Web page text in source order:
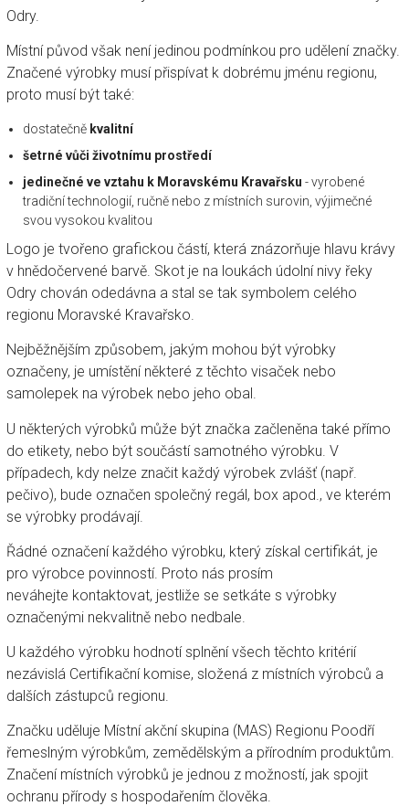
Odry.
Místní původ však není jedinou podmínkou pro udělení značky.
Značené výrobky musí přispívat k dobrému jménu regionu,
proto musí být také:
dostatečně kvalitní
šetrné vůči životnímu prostředí
jedinečné ve vztahu k Moravskému Kravařsku - vyrobené
tradiční technologií, ručně nebo z místních surovin, výjimečné
svou vysokou kvalitou
Logo je tvořeno grafickou částí, která znázorňuje hlavu krávy
v hnědočervené barvě. Skot je na loukách údolní nivy řeky
Odry chován odedávna a stal se tak symbolem celého
regionu Moravské Kravařsko.
Nejběžnějším způsobem, jakým mohou být výrobky
označeny, je umístění některé z těchto visaček nebo
samolepek na výrobek nebo jeho obal.
U některých výrobků může být značka začleněna také přímo
do etikety, nebo být součástí samotného výrobku. V
případech, kdy nelze značit každý výrobek zvlášť (např.
pečivo), bude označen společný regál, box apod., ve kterém
se výrobky prodávají.
Řádné označení každého výrobku, který získal certifikát, je
pro výrobce povinností. Proto nás prosím
neváhejte kontaktovat, jestliže se setkáte s výrobky
označenými nekvalitně nebo nedbale.
U každého výrobku hodnotí splnění všech těchto kritérií
nezávislá Certifikační komise, složená z místních výrobců a
dalších zástupců regionu.
Značku uděluje Místní akční skupina (MAS) Regionu Poodří
řemeslným výrobkům, zemědělským a přírodním produktům.
Značení místních výrobků je jednou z možností, jak spojit
ochranu přírody s hospodařením člověka.